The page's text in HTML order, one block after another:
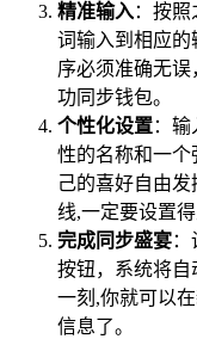
精准输入：按
词输入到相应的
序必须准确无
功同步钱包。
个性化设置：
性的名称和一个
己的喜好自由
线,一定要设置得
完成同步盛宴
按钮，系统将自
一刻,你就可以
信息了。